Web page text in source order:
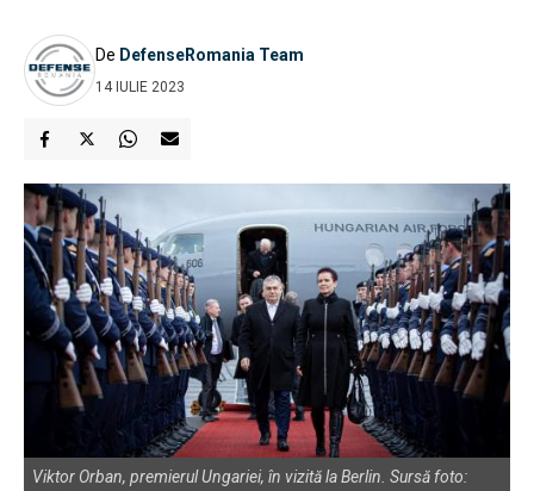
De DefenseRomania Team
14 IULIE 2023
Viktor Orban, premierul Ungariei, în vizită la Berlin. Sursă foto: